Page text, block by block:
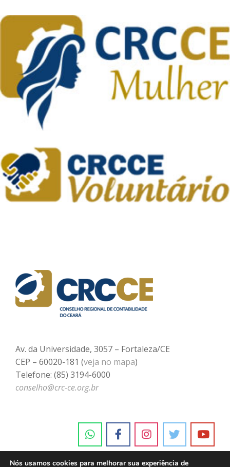
Av. da Universidade, 3057 – Fortaleza/CE
CEP – 60020-181 (veja no mapa)
Telefone: (85) 3194-6000
conselho@crc-ce.org.br
Nós usamos cookies para melhorar sua experiência de